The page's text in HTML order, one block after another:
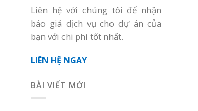
Liên hệ với chúng tôi để nhận
báo giá dịch vụ cho dự án của
bạn với chi phí tốt nhất.
LIÊN HỆ NGAY
BÀI VIẾT MỚI